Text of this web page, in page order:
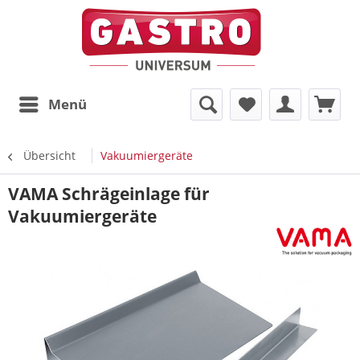
Menü
Übersicht Vakuumiergeräte
VAMA Schrägeinlage für
Vakuumiergeräte